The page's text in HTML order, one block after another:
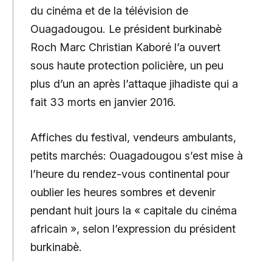
du cinéma et de la télévision de
Ouagadougou. Le président burkinabè
Roch Marc Christian Kaboré l’a ouvert
sous haute protection policière, un peu
plus d’un an après l’attaque jihadiste qui a
fait 33 morts en janvier 2016.
Affiches du festival, vendeurs ambulants,
petits marchés: Ouagadougou s’est mise à
l’heure du rendez-vous continental pour
oublier les heures sombres et devenir
pendant huit jours la « capitale du cinéma
africain », selon l’expression du président
burkinabè.